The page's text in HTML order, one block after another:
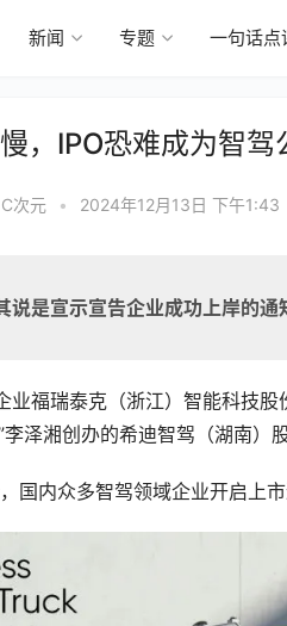
新闻 专题 一句话点
，IPO恐难成为智驾
C次元 • 2024年12月13日 下午1:43
说是宣示宣告企业成功上岸的通
业福瑞泰克（浙江）智能科技
李泽湘创办的希迪智驾（湖南
国内众多智驾领域企业开启上